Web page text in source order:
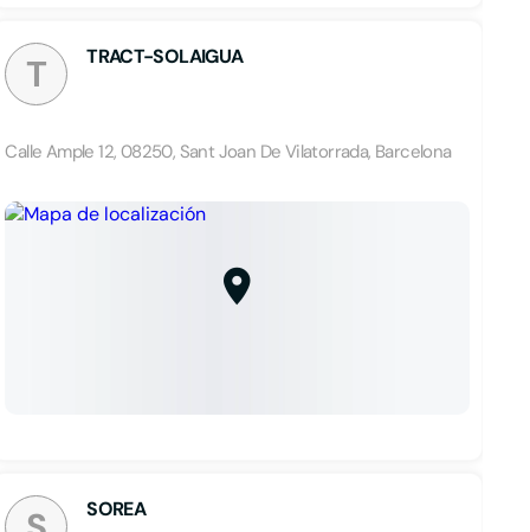
T TRACT-SOLAIGUA
Calle Ample 12, 08250, Sant Joan De Vilatorrada, Barcelona
SOREA